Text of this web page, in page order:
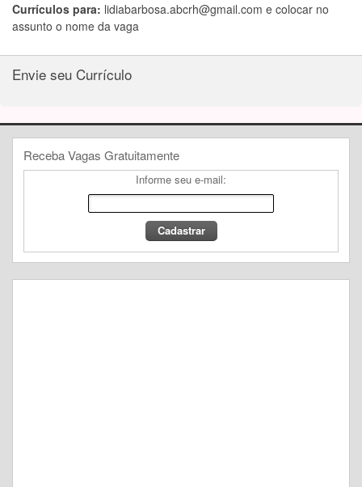
Currículos para: lidiabarbosa.abcrh@gmail.com e colocar no
assunto o nome da vaga
Envie seu Currículo
Receba Vagas Gratuitamente
Informe seu e-mail: